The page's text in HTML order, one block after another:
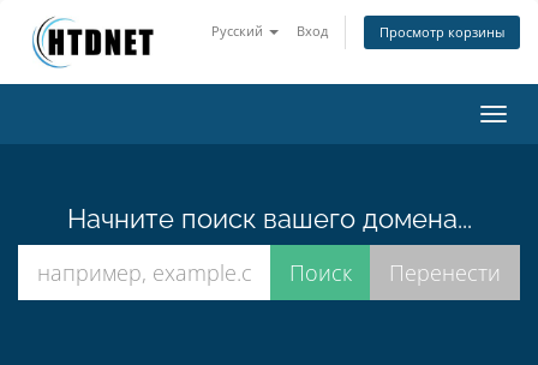
Русский Вход Просмотр корзины
Начните поиск вашего домена...